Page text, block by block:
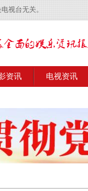
视台无关。
资讯 电视资讯